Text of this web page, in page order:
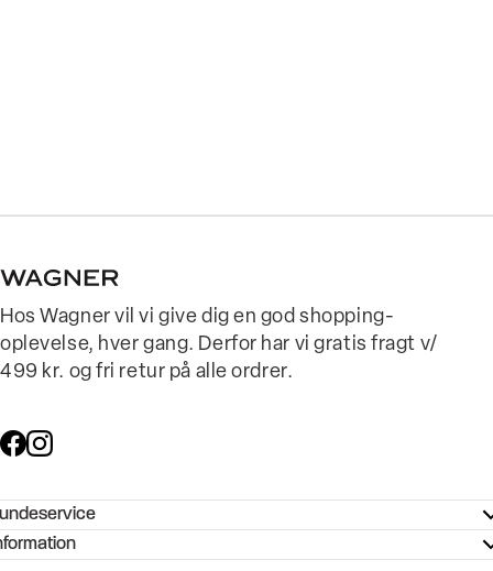
Hos Wagner vil vi give dig en god shopping-
oplevelse, hver gang. Derfor har vi gratis fragt v/
499 kr. og fri retur på alle ordrer.
- Hjælpecenter